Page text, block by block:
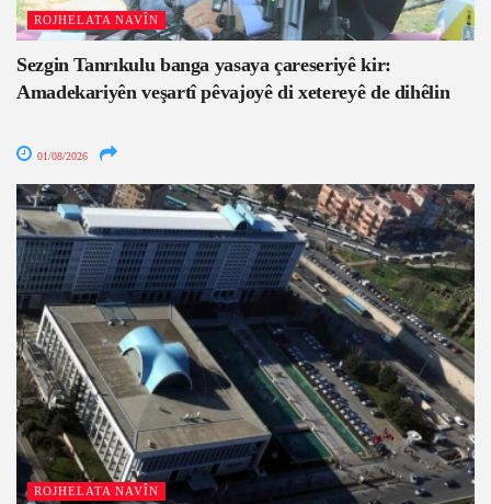
ROJHELATA NAVÎN
Sezgin Tanrıkulu banga yasaya çareseriyê kir:
Amadekariyên veşartî pêvajoyê di xetereyê de dihêlin
01/08/2026
ROJHELATA NAVÎN